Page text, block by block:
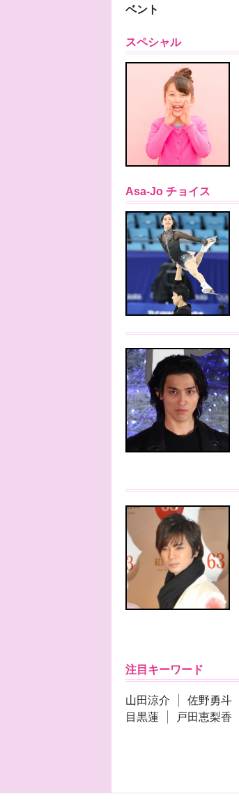
ベント
スペシャル
Asa-Jo チョイス
注目キーワード
山田涼介 佐野勇斗
目黒蓮
戸田恵梨香